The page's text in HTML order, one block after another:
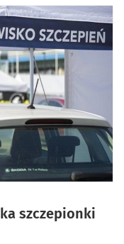
szczepionki